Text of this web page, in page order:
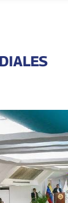
DIALES